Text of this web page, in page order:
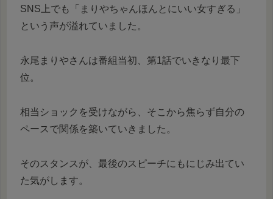
SNS上でも「まりやちゃんほんとにいい女すぎる」
という声が溢れていました。
永尾まりやさんは番組当初、第1話でいきなり最下
位。
相当ショックを受けながら、そこから焦らず自分の
ペースで関係を築いていきました。
そのスタンスが、最後のスピーチにもにじみ出てい
た気がします。